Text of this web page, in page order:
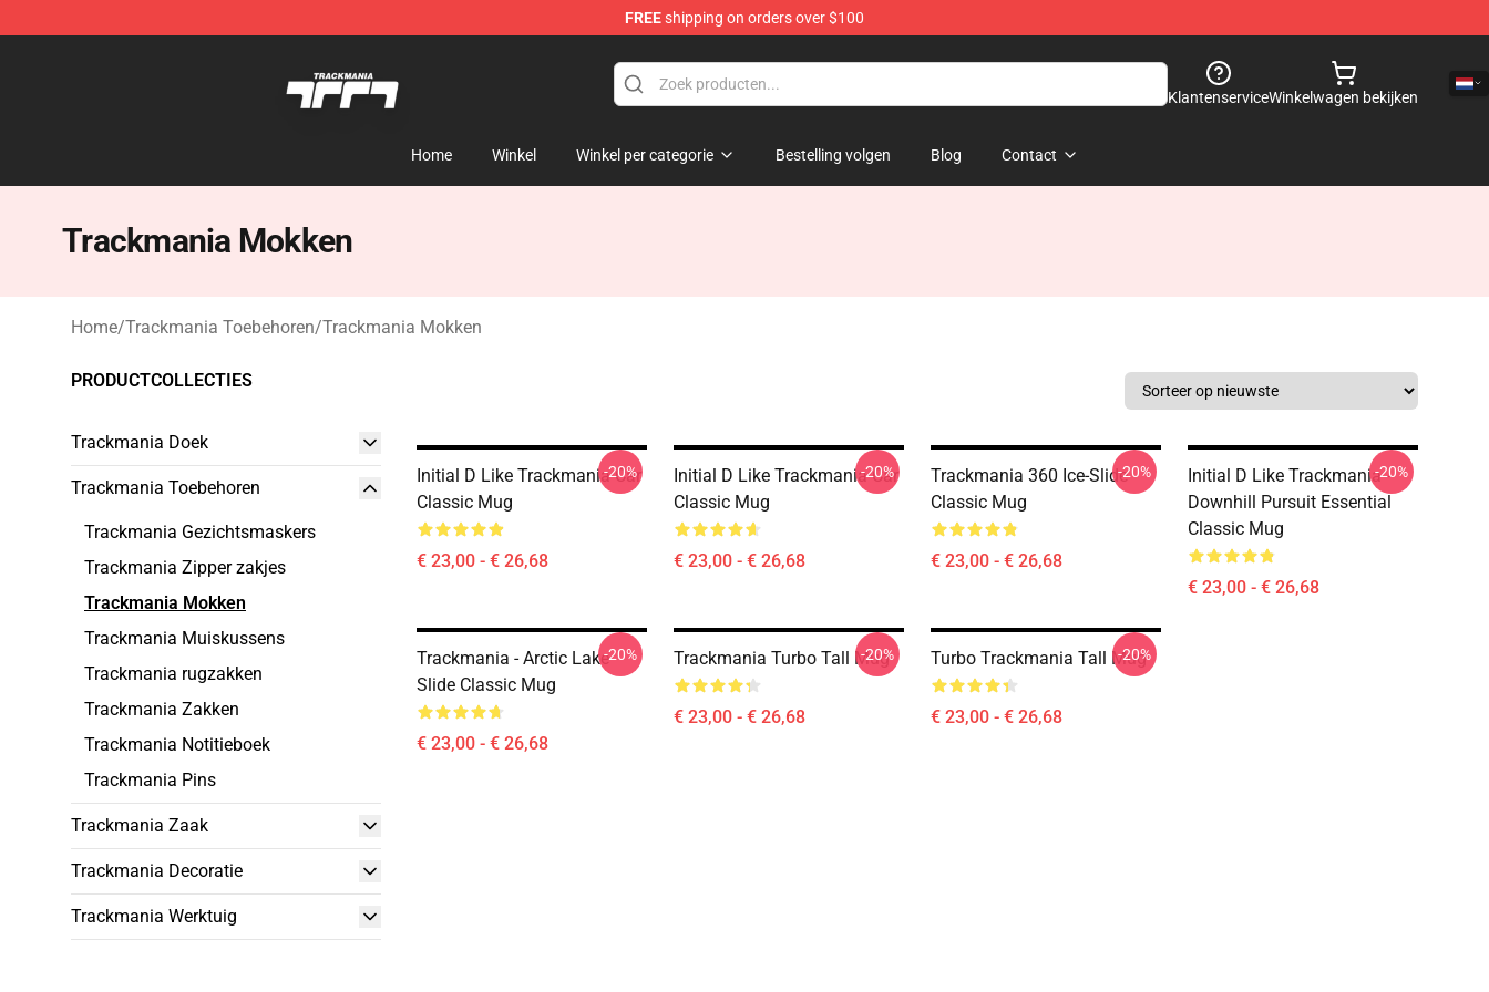
FREEshipping on orders over $100
KlantenserviceWinkelwagen bekijken
Home Winkel Winkel per categorie Bestelling volgen Blog Contact
Trackmania Mokken
Home/Trackmania Toebehoren/Trackmania Mokken
PRODUCTCOLLECTIES
Trackmania Doek
Trackmania Toebehoren
Trackmania Gezichtsmaskers
Trackmania Zipper zakjes
Trackmania Mokken
Trackmania Muiskussens
Trackmania rugzakken
Trackmania Zakken
Trackmania Notitieboek
Trackmania Pins
Trackmania Zaak
Trackmania Decoratie
Trackmania Werktuig
Initial D Like Trackmania Car
Classic Mug
€ 23,00 - € 26,68
-20%
Initial D Like Trackmania Car
Classic Mug
€ 23,00 - € 26,68
-20%
Trackmania 360 Ice-Slide
Classic Mug
€ 23,00 - € 26,68
-20%
Initial D Like Trackmania -
Downhill Pursuit Essential
Classic Mug
€ 23,00 - € 26,68
-20%
Trackmania - Arctic Lake
Slide Classic Mug
€ 23,00 - € 26,68
-20% Trackmania Turbo Tall Mug
€ 23,00 - € 26,68
-20% Turbo Trackmania Tall Mug
€ 23,00 - € 26,68
-20%